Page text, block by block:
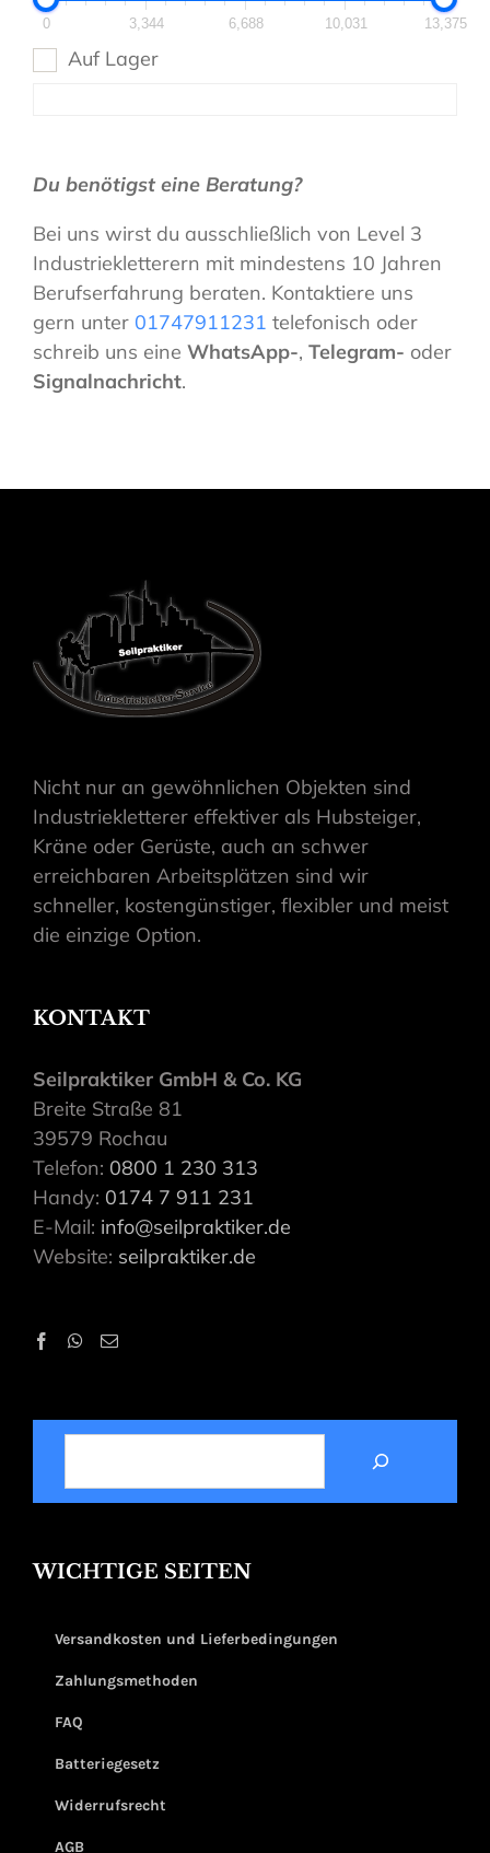
0 3,344 6,688 10,031 13,375
Auf Lager
Du benötigst eine Beratung?
Bei uns wirst du ausschließlich von Level 3
Industriekletterern mit mindestens 10 Jahren
Berufserfahrung beraten. Kontaktiere uns
gern unter 01747911231 telefonisch oder
schreib uns eine WhatsApp-, Telegram- oder
Signalnachricht.
Nicht nur an gewöhnlichen Objekten sind
Industriekletterer effektiver als Hubsteiger,
Kräne oder Gerüste, auch an schwer
erreichbaren Arbeitsplätzen sind wir
schneller, kostengünstiger, flexibler und meist
die einzige Option.
KONTAKT
Seilpraktiker GmbH & Co. KG
Breite Straße 81
39579 Rochau
Telefon: 0800 1 230 313
Handy: 0174 7 911 231
E-Mail: info@seilpraktiker.de
Website: seilpraktiker.de
SUCHEN
WICHTIGE SEITEN
Versandkosten und Lieferbedingungen
Zahlungsmethoden
FAQ
Batteriegesetz
Widerrufsrecht
AGB